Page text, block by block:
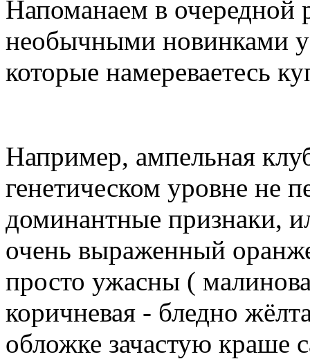
Напоманаем в очередной
необычными новинками
которые намереваетесь
Например, ампельная
генетическом уровне не
доминантные признаки,
очень выраженный
просто ужасны (
коричневая - бледно
обложке зачастую краше